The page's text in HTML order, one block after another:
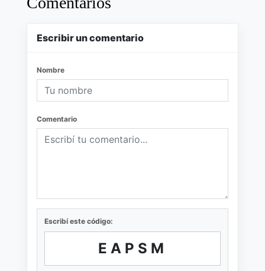
Escribir un comentario
Nombre
Comentario
Escribí este código:
EAPSM